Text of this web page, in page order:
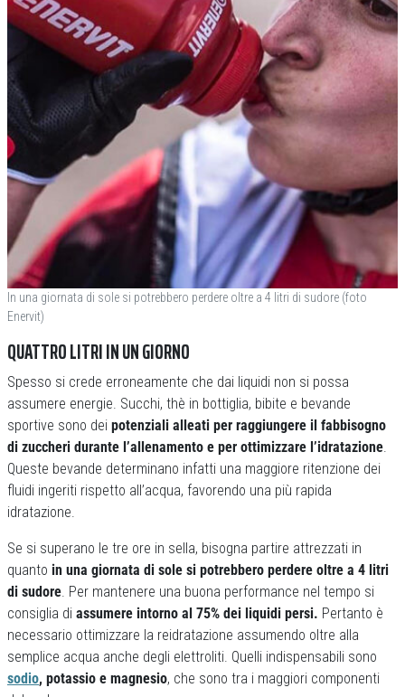
In una giornata di sole si potrebbero perdere oltre a 4 litri di sudore (foto
Enervit)
QUATTRO LITRI IN UN GIORNO
Spesso si crede erroneamente che dai liquidi non si possa
assumere energie. Succhi, thè in bottiglia, bibite e bevande
sportive sono dei potenziali alleati per raggiungere il fabbisogno
di zuccheri durante l’allenamento e per ottimizzare l’idratazione.
Queste bevande determinano infatti una maggiore ritenzione dei
fluidi ingeriti rispetto all’acqua, favorendo una più rapida
idratazione.
Se si superano le tre ore in sella, bisogna partire attrezzati in
quanto in una giornata di sole si potrebbero perdere oltre a 4 litri
di sudore. Per mantenere una buona performance nel tempo si
consiglia di assumere intorno al 75% dei liquidi persi. Pertanto è
necessario ottimizzare la reidratazione assumendo oltre alla
semplice acqua anche degli elettroliti. Quelli indispensabili sono
sodio, potassio e magnesio, che sono tra i maggiori componenti